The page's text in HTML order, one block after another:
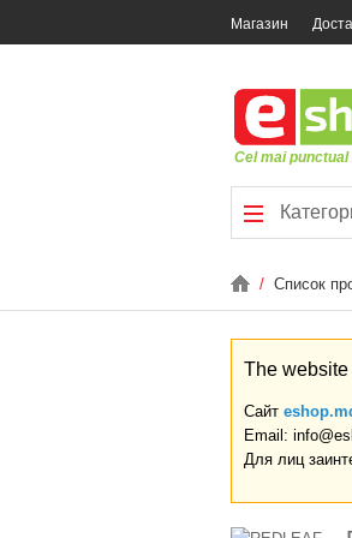
Магазин
Cel mai
/ Список
The website
Сайт
Email:
Для лиц